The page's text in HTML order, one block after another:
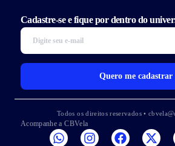
Cadastre-se e fique por dentro do
Quero me cadastrar
Todos os direitos reservados •
Acompanhe a CBVela